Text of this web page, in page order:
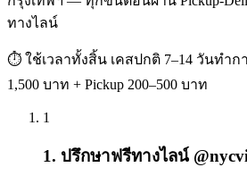
ทางไลน์
⏱ ใช้เวลาทั้งสิ้น เคสปกติ 7–14 วันทำก
1,500 บาท + Pickup 200–500 บาท
1
1. ปรึกษาฟรีทางไลน์